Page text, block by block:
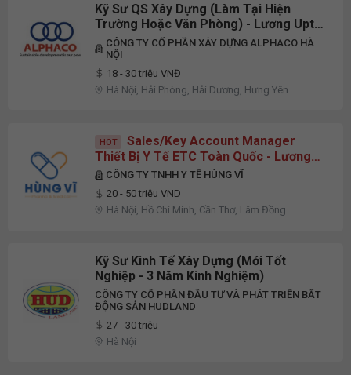
Kỹ Sư QS Xây Dựng (Làm Tại Hiện
Trường Hoặc Văn Phòng) - Lương Upto
25 Triệu
CÔNG TY CỔ PHẦN XÂY DỰNG ALPHACO HÀ
NỘI
18 - 30 triệu VNĐ
Hà Nội, Hải Phòng, Hải Dương, Hưng Yên
HOT
Sales/Key Account Manager
Thiết Bị Y Tế ETC Toàn Quốc - Lương
Upto 50 Triệu
CÔNG TY TNHH Y TẾ HÙNG VĨ
20 - 50 triệu VND
Hà Nội, Hồ Chí Minh, Cần Thơ, Lâm Đồng
Kỹ Sư Kinh Tế Xây Dựng (Mới Tốt
Nghiệp - 3 Năm Kinh Nghiệm)
CÔNG TY CỔ PHẦN ĐẦU TƯ VÀ PHÁT TRIỂN BẤT
ĐỘNG SẢN HUDLAND
27 - 30 triệu
Hà Nội